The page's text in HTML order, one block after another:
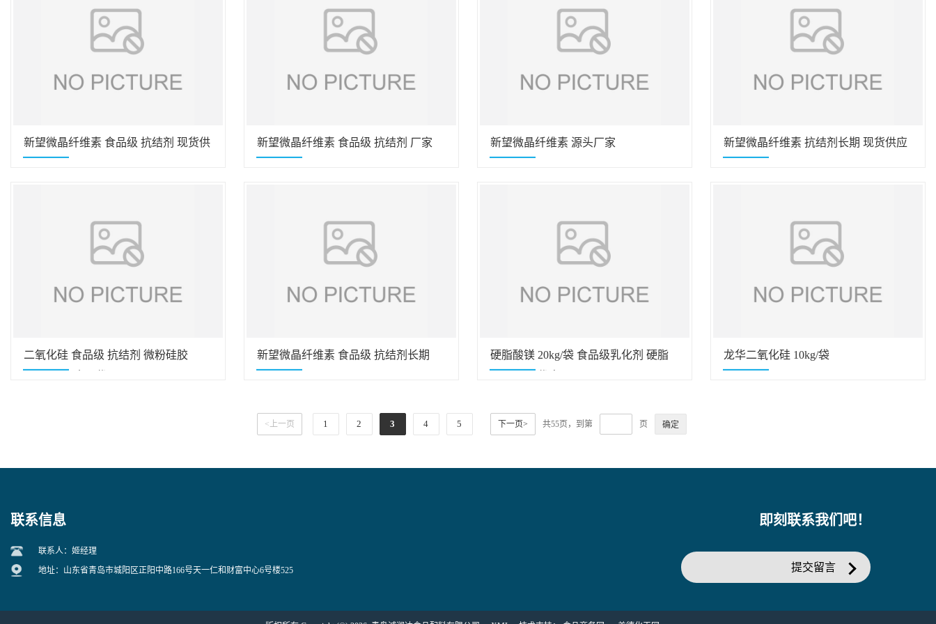
新望微晶纤维素 食品级 抗结剂 现货供
新望微晶纤维素 食品级 抗结剂 厂家 新望微晶纤维素 源头厂家 新望微晶纤维素 抗结剂长期 现货供应
二氧化硅 食品级 抗结剂 微粉硅胶
新望微晶纤维素 食品级 抗结剂长期
硬脂酸镁 20kg/袋 食品级乳化剂 硬脂
龙华二氧化硅 10kg/袋
<上一页 1 2 3 4 5 下一页> 共55页，到第 页
联系信息
联系人：姬经理
地址：山东省青岛市城阳区正阳中路166号天一仁和财富中心6号楼525
即刻联系我们吧！
提交留言